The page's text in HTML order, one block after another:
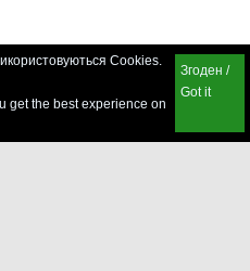
Cookies.
get the best experience on
Згоден /
Got it